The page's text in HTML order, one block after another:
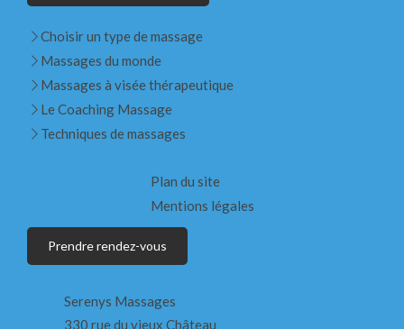
Choisir un type de massage
Massages du monde
Massages à visée thérapeutique
Le Coaching Massage
Techniques de massages
Plan du site
Mentions légales
Prendre rendez-vous
Serenys Massages
330 rue du vieux Château